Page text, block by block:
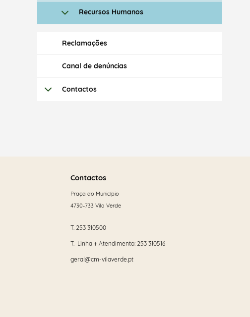
Recursos Humanos
Reclamações
Canal de denúncias
Contactos
Contactos
Praça do Município
4730-733 Vila Verde
T. 253 310500
T. Linha + Atendimento: 253 310516
geral@cm-vilaverde.pt